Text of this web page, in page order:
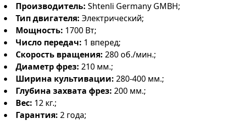
Производитель: Shtenli Germany GMBH;
Тип двигателя: Электрический;
Мощность: 1700 Вт;
Число передач: 1 вперед;
Скорость вращения: 280 об./мин.;
Диаметр фрез: 210 мм.;
Ширина культивации: 280-400 мм.;
Глубина захвата фрез: 200 мм.;
Вес: 12 кг.;
Гарантия: 2 года;